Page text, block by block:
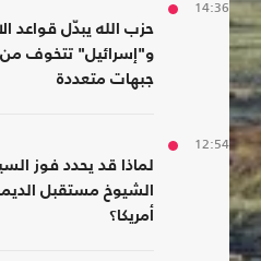
14:36
حزب الله يبدّل قواعد
و"إسرائيل" تتخوف
جبهات متعددة
12:54
لماذا قد يحدد فوز
الشيوخ مستقبل
أمريكا؟